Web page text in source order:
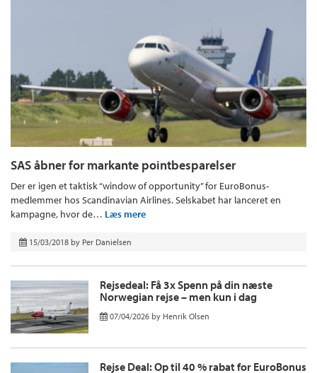
SAS åbner for markante pointbesparelser
Der er igen et taktisk “window of opportunity” for EuroBonus-
medlemmer hos Scandinavian Airlines. Selskabet har lanceret en
kampagne, hvor de… Læs mere
15/03/2018 by Per Danielsen
Rejsedeal: Få 3x Spenn på din næste
Norwegian rejse – men kun i dag
07/04/2026 by Henrik Olsen
Rejse Deal: Op til 40 % rabat for EuroBonus